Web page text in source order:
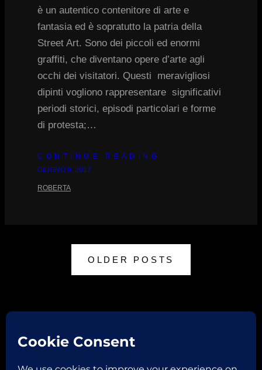
è un autentico contenitore di arte e
fantasia ed è sopratutto la patria della
Street Art. Sono dei piccoli ed enormi
graffiti, che diventano opere d’arte agli
occhi dei visitatori. Questi meravigliosi
dipinti vogliono rappresentare significativi
periodi storici, episodi particolari e forme
di protesta;…
CONTINUE READING
GIUGNO 9, 2017
ROBERTA
OLDER POSTS
FacebookInstagram